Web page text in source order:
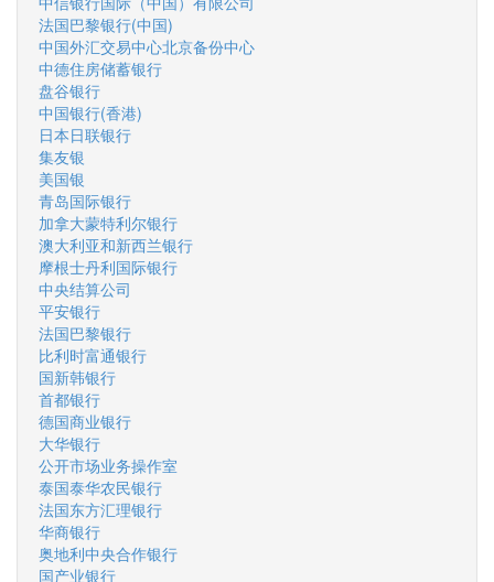
法国巴黎银行(中国)
中国外汇交易中心北京备份中心
中德住房储蓄银行
盘谷银行
中国银行(香港)
日本日联银行
集友银
美国银
青岛国际银行
加拿大蒙特利尔银行
澳大利亚和新西兰银行
摩根士丹利国际银行
中央结算公司
平安银行
法国巴黎银行
比利时富通银行
国新韩银行
首都银行
德国商业银行
大华银行
公开市场业务操作室
泰国泰华农民银行
法国东方汇理银行
华商银行
奥地利中央合作银行
国产业银行